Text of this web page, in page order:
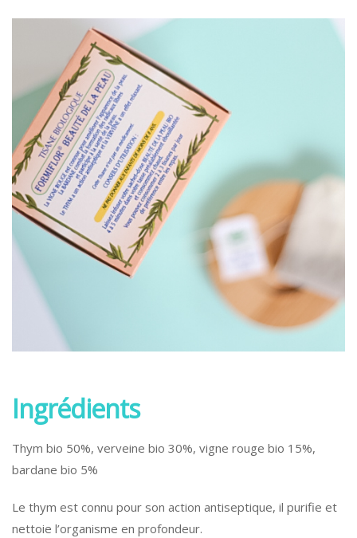
Ingrédients
Thym bio 50%, verveine bio 30%, vigne rouge bio 15%,
bardane bio 5%
Le thym est connu pour son action antiseptique, il purifie et
nettoie l’organisme en profondeur.